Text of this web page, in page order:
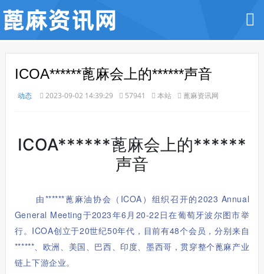
ICOA******蓖麻会上的******声音
动态 2023-09-02 14:39:29 57941 本站 蓖麻资讯网
ICOA******蓖麻会上的******
声音
由******蓖麻油协会（ICOA）组织召开的2023 Annual
General Meeting于2023年6月20-22日在葡萄牙波尔图市举
行。ICOA创立于20世纪50年代，目前有48个会员，分别来自
******、欧洲、美国、巴西、印度、墨西哥，贯穿整个蓖麻产业
链上下游企业。